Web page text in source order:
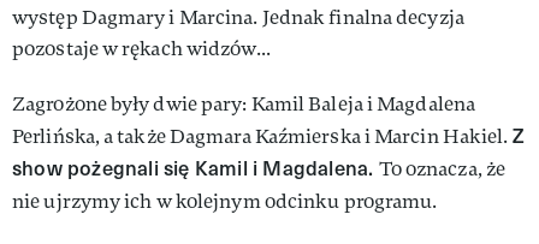
występ Dagmary i Marcina. Jednak finalna decyzja
pozostaje w rękach widzów...
Zagrożone były dwie pary: Kamil Baleja i Magdalena
Perlińska, a także Dagmara Kaźmierska i Marcin Hakiel. Z
show pożegnali się Kamil i Magdalena. To oznacza, że
nie ujrzymy ich w kolejnym odcinku programu.